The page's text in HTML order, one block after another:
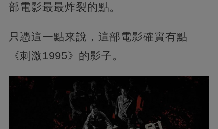
部電影最最炸裂的點。
只憑這一點來說，這部電影確實有點
《刺激1995》的影子。